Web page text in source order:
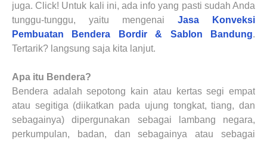
juga. Click! Untuk kali ini, ada info yang pasti sudah Anda
tunggu-tunggu, yaitu mengenai Jasa Konveksi
Pembuatan Bendera Bordir & Sablon Bandung.
Tertarik? langsung saja kita lanjut.
Apa itu Bendera?
Bendera adalah sepotong kain atau kertas segi empat
atau segitiga (diikatkan pada ujung tongkat, tiang, dan
sebagainya) dipergunakan sebagai lambang negara,
perkumpulan, badan, dan sebagainya atau sebagai